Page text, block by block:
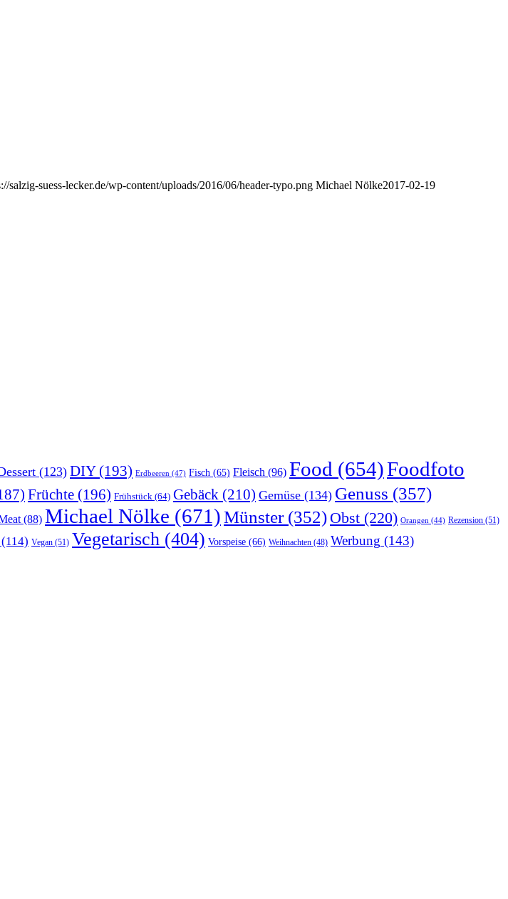
salzig-suess-lecker.de/wp-content/uploads/2016/06/header-typo.png Michael Nölke2017-02-19
(123) DIY(193) Erdbeeren (47) Fisch (65) Fleisch (96) Food (654)Foodfoto
Früchte (196) Frühstück (64) Gebäck (210) Gemüse (134) Genuss (357)
(88) Michael Nölke (671)Münster(352) Obst (220) Orangen (44) Rezension (51)
(114) Vegan (51) Vegetarisch (404) Vorspeise (66) Weihnachten (48) Werbung (143)